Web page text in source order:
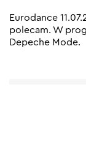
Eurodance
polecam. W
Depeche Mode.